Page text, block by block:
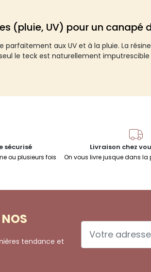
(pluie, UV) pour un canapé
parfaitement aux UV et à la pluie. La
le teck est naturellement
sécurisé
ou plusieurs fois
Livraison chez
On vous livre jusque dans la
tendance et